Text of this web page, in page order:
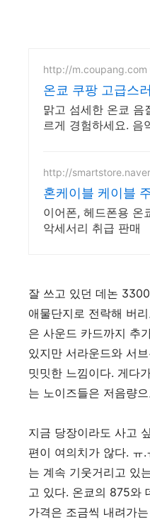
http://m.coupang.com
온쿄 쿠팡 고급스
맑고 섬세한 온쿄 음
르게 경험하세요. 음
http://
혼케이블 케이블
작 커스텀
이어폰, 헤드폰용 온쿄 온쿄
악세서리 취급 판매
잘 쓰고 있던 데논
애물단지로 전락해 버
은 사운드 카드까지 추
있지만 서라운드와 서
밋밋한 느낌이다. 게다
는 노이즈들은 저음량
지금 당장이라도 사고
편이 여의치가 않다. ㅠ
는 계속 기웃거리고 있
고 있다. 온쿄의 875와
가격은 조금씩 내려가